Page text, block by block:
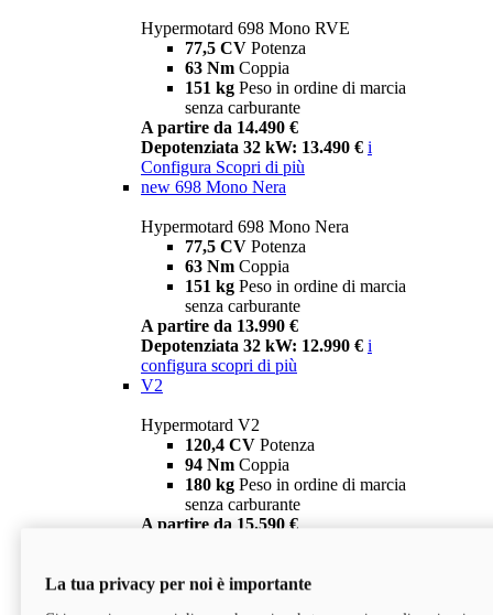
Hypermotard 698 Mono RVE
77,5 CV Potenza
63 Nm Coppia
151 kg Peso in ordine di marcia
senza carburante
A partire da 14.490 €
Depotenziata 32 kW: 13.490 € i
Configura Scopri di più
new 698 Mono Nera
Hypermotard 698 Mono Nera
77,5 CV Potenza
63 Nm Coppia
151 kg Peso in ordine di marcia
senza carburante
A partire da 13.990 €
Depotenziata 32 kW: 12.990 € i
configura scopri di più
V2
Hypermotard V2
120,4 CV Potenza
94 Nm Coppia
180 kg Peso in ordine di marcia
senza carburante
A partire da 15.590 €
V2 SP
La tua privacy per noi è importante